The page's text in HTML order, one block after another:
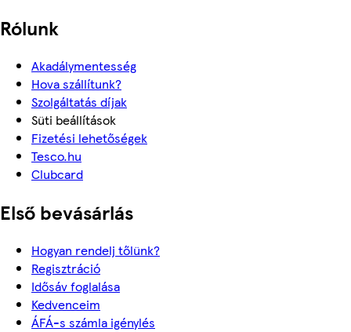
Rólunk
Akadálymentesség
Hova szállítunk?
Szolgáltatás díjak
Süti beállítások
Fizetési lehetőségek
Tesco.hu
Clubcard
Első bevásárlás
Hogyan rendelj tőlünk?
Regisztráció
Idősáv foglalása
Kedvenceim
ÁFÁ-s számla igénylés